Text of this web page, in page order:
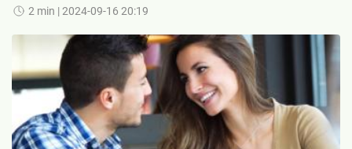
2 min | 2024-09-16 20:19